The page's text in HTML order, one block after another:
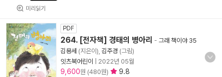
미리읽기
PDF
264. [전자책] 경태의 병아리 - 그래 책이야 35
김용세 (지은이), 김주경 (그림)
잇츠북어린이
2022년 05월
9,600원 (480원) 9.8